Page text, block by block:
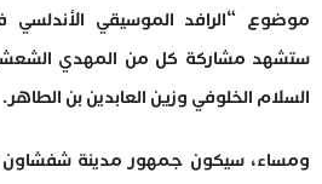
موضوع “الرافد الموسيقي الأندلسي
ستشهد مشاركة كل من المهدي
السلام الخلوفي وزين العابدين بن الطاهر.
ومساء، سيكون جمهور مدينة